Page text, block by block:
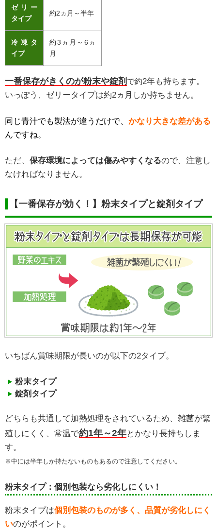
ゼリー
タイプ
約2ヵ月～半年
冷凍タ
イプ
約3ヵ月～6ヵ
月
一番保存がきくのが粉末や錠剤 で約2年も持ちます。
いっぽう、ゼリータイプは約2ヵ月しか持ちません。
同じ青汁でも製法が違うだけで、 かなり大きな差がある
んですね。
ただ、 保存環境によっては傷みやすくなるので、注意し
なければなりません。
【一番保存が効く！】粉末タイプと錠剤タイプ
いちばん賞味期限が長いのが以下の2タイプ。
粉末タイプ
錠剤タイプ
どちらも共通して加熱処理をされているため、雑菌が繁
殖しにくく、常温で約1年～2年とかなり長持ちしま
す。
※中には半年しか持たないものもあるので注意してください。
粉末タイプ：個別包装なら劣化しにくい！
粉末タイプは個別包装のものが多く、品質が劣化しにく
いのがポイント。